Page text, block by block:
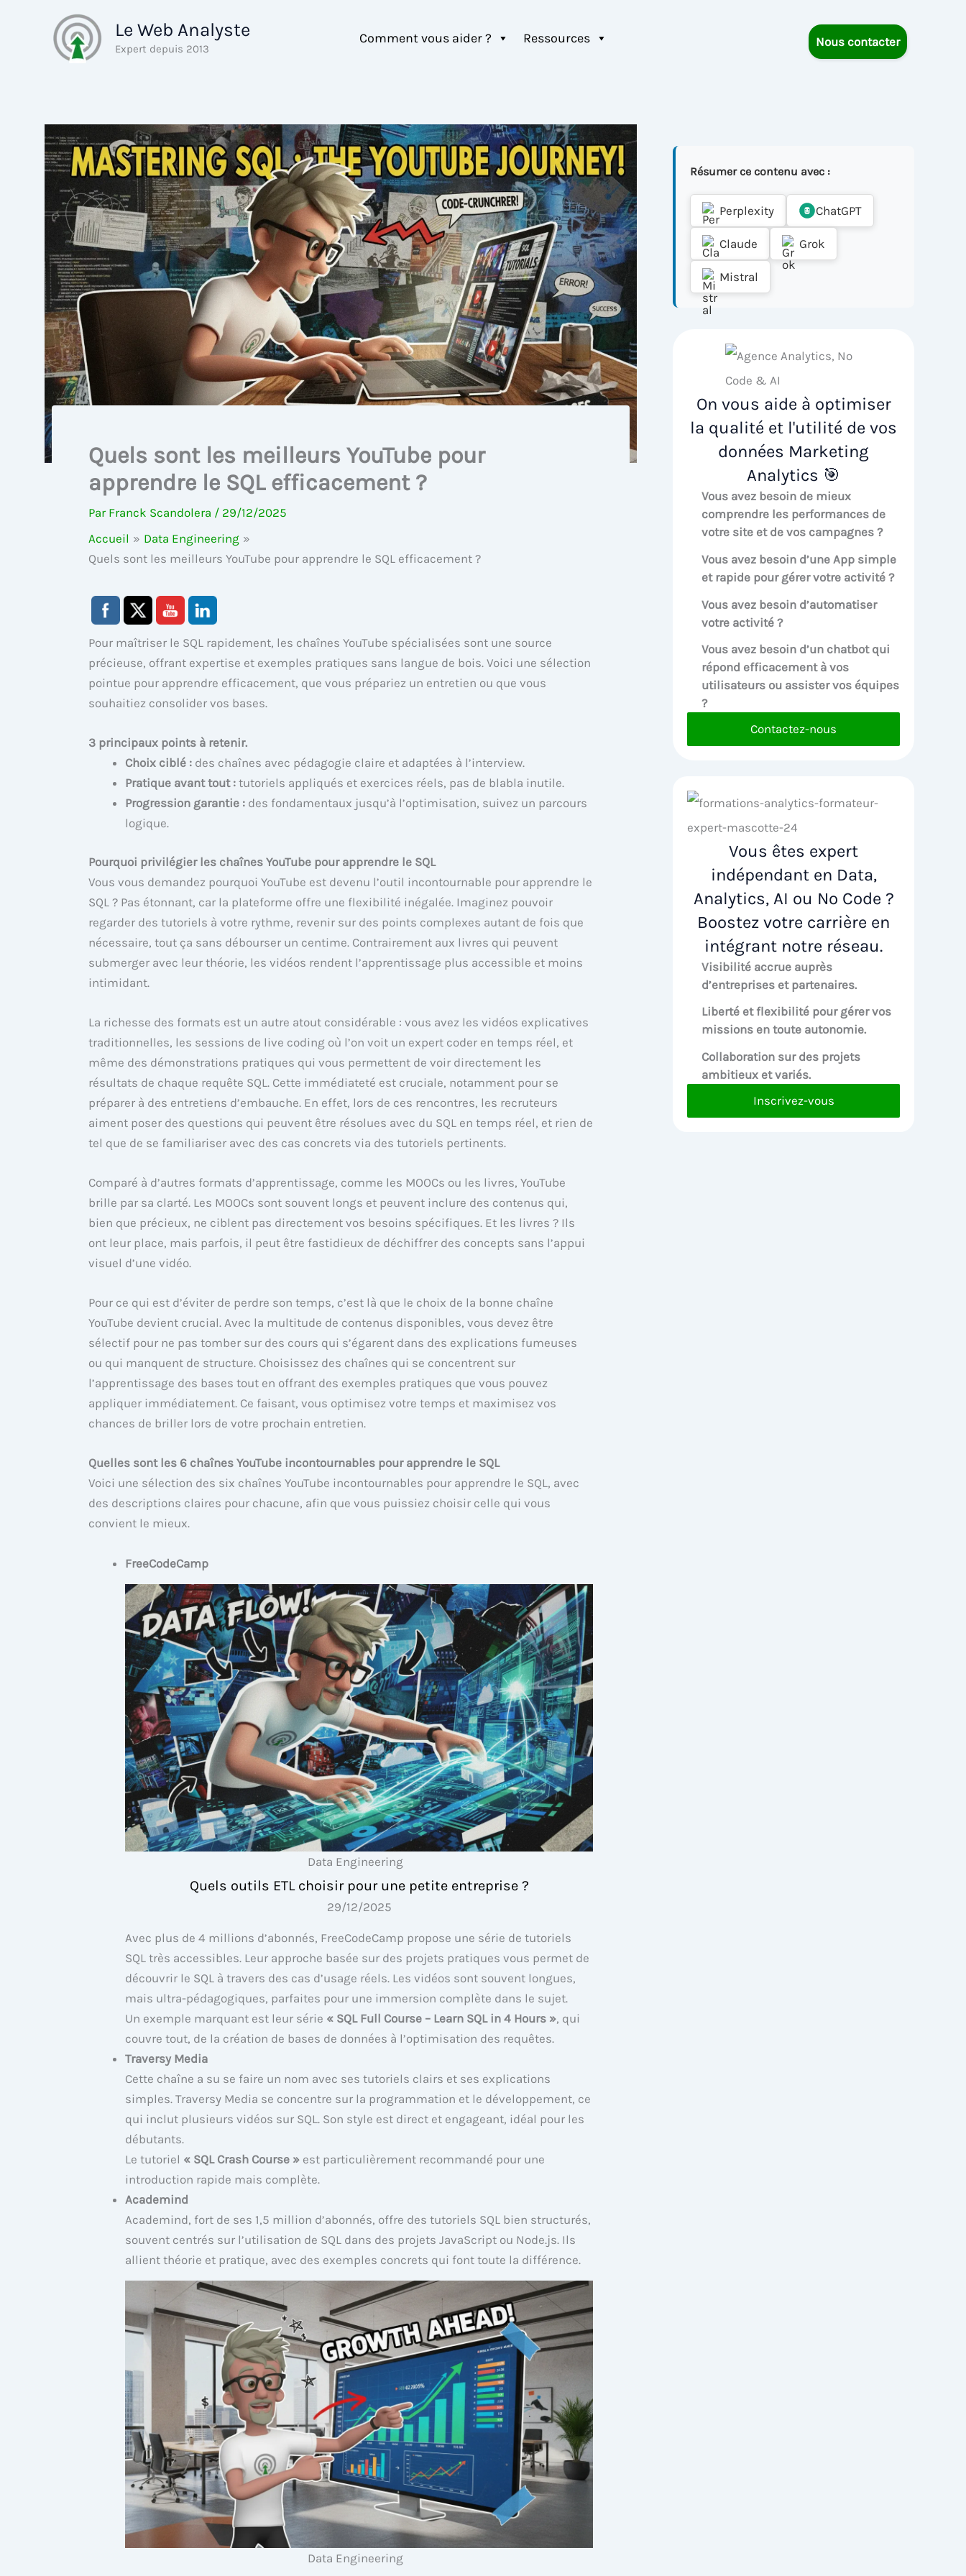
Le Web Analyste
Expert depuis 2013
Comment vous aider ? Ressources Nous contacter
Quels sont les meilleurs YouTube pour
apprendre le SQL efficacement ?
Par Franck Scandolera / 29/12/2025
Accueil
Data Engineering
Quels sont les meilleurs YouTube pour apprendre le SQL efficacement ?
Pour maîtriser le SQL rapidement, les chaînes YouTube spécialisées sont une source
précieuse, offrant expertise et exemples pratiques sans langue de bois. Voici une sélection
pointue pour apprendre efficacement, que vous prépariez un entretien ou que vous
souhaitiez consolider vos bases.
3 principaux points à retenir.
Choix ciblé : des chaînes avec pédagogie claire et adaptées à l’interview.
Pratique avant tout : tutoriels appliqués et exercices réels, pas de blabla inutile.
Progression garantie : des fondamentaux jusqu’à l’optimisation, suivez un parcours
logique.
Pourquoi privilégier les chaînes YouTube pour apprendre le SQL
Vous vous demandez pourquoi YouTube est devenu l’outil incontournable pour apprendre le
SQL ? Pas étonnant, car la plateforme offre une flexibilité inégalée. Imaginez pouvoir
regarder des tutoriels à votre rythme, revenir sur des points complexes autant de fois que
nécessaire, tout ça sans débourser un centime. Contrairement aux livres qui peuvent
submerger avec leur théorie, les vidéos rendent l’apprentissage plus accessible et moins
intimidant.
La richesse des formats est un autre atout considérable : vous avez les vidéos explicatives
traditionnelles, les sessions de live coding où l’on voit un expert coder en temps réel, et
même des démonstrations pratiques qui vous permettent de voir directement les
résultats de chaque requête SQL. Cette immédiateté est cruciale, notamment pour se
préparer à des entretiens d’embauche. En effet, lors de ces rencontres, les recruteurs
aiment poser des questions qui peuvent être résolues avec du SQL en temps réel, et rien de
tel que de se familiariser avec des cas concrets via des tutoriels pertinents.
Comparé à d’autres formats d’apprentissage, comme les MOOCs ou les livres, YouTube
brille par sa clarté. Les MOOCs sont souvent longs et peuvent inclure des contenus qui,
bien que précieux, ne ciblent pas directement vos besoins spécifiques. Et les livres ? Ils
ont leur place, mais parfois, il peut être fastidieux de déchiffrer des concepts sans l’appui
visuel d’une vidéo.
Pour ce qui est d’éviter de perdre son temps, c’est là que le choix de la bonne chaîne
YouTube devient crucial. Avec la multitude de contenus disponibles, vous devez être
sélectif pour ne pas tomber sur des cours qui s’égarent dans des explications fumeuses
ou qui manquent de structure. Choisissez des chaînes qui se concentrent sur
l’apprentissage des bases tout en offrant des exemples pratiques que vous pouvez
appliquer immédiatement. Ce faisant, vous optimisez votre temps et maximisez vos
chances de briller lors de votre prochain entretien.
Quelles sont les 6 chaînes YouTube incontournables pour apprendre le SQL
Voici une sélection des six chaînes YouTube incontournables pour apprendre le SQL, avec
des descriptions claires pour chacune, afin que vous puissiez choisir celle qui vous
convient le mieux.
FreeCodeCamp
Data Engineering
Quels outils ETL choisir pour une petite entreprise ?
29/12/2025
Avec plus de 4 millions d’abonnés, FreeCodeCamp propose une série de tutoriels
SQL très accessibles. Leur approche basée sur des projets pratiques vous permet de
découvrir le SQL à travers des cas d’usage réels. Les vidéos sont souvent longues,
mais ultra-pédagogiques, parfaites pour une immersion complète dans le sujet.
Un exemple marquant est leur série « SQL Full Course – Learn SQL in 4 Hours », qui
couvre tout, de la création de bases de données à l’optimisation des requêtes.
Traversy Media
Cette chaîne a su se faire un nom avec ses tutoriels clairs et ses explications
simples. Traversy Media se concentre sur la programmation et le développement, ce
qui inclut plusieurs vidéos sur SQL. Son style est direct et engageant, idéal pour les
débutants.
Le tutoriel « SQL Crash Course » est particulièrement recommandé pour une
introduction rapide mais complète.
Academind
Academind, fort de ses 1,5 million d’abonnés, offre des tutoriels SQL bien structurés,
souvent centrés sur l’utilisation de SQL dans des projets JavaScript ou Node.js. Ils
allient théorie et pratique, avec des exemples concrets qui font toute la différence.
Data Engineering
Résumer ce contenu avec :
Perplexity ChatGPT
Claude Grok
Mistral
On vous aide à optimiser
la qualité et l'utilité de vos
données Marketing
Analytics 🎯
Vous avez besoin de mieux
comprendre les performances de
votre site et de vos campagnes ?
Vous avez besoin d’une App simple
et rapide pour gérer votre activité ?
Vous avez besoin d’automatiser
votre activité ?
Vous avez besoin d’un chatbot qui
répond efficacement à vos
utilisateurs ou assister vos équipes
?
Contactez-nous
Vous êtes expert
indépendant en Data,
Analytics, AI ou No Code ?
Boostez votre carrière en
intégrant notre réseau.
Visibilité accrue auprès
d’entreprises et partenaires.
Liberté et flexibilité pour gérer vos
missions en toute autonomie.
Collaboration sur des projets
ambitieux et variés.
Inscrivez-vous